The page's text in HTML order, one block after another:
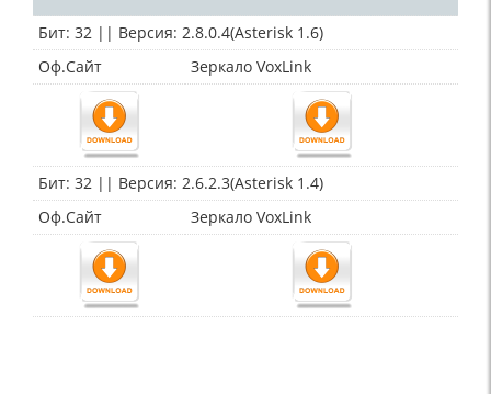
Бит: 32 || Версия: 2.8.0.4(Asterisk1.6)
Оф.Сайт
Зеркало VoxLink
Бит: 32 || Версия: 2.6.2.3(Asterisk1.4)
Оф.Сайт
Зеркало VoxLink